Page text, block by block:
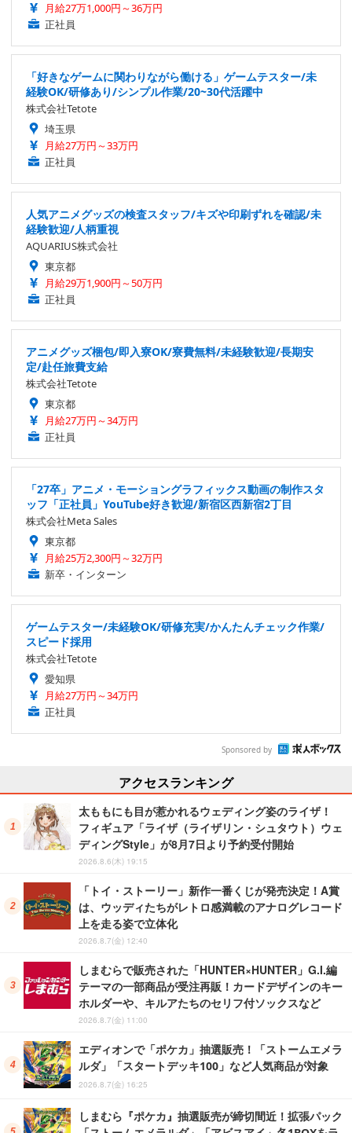
月給27万1,000円～36万円
正社員
「好きなゲームに関わりながら働ける」ゲームテスター/未
経験OK/研修あり/シンプル作業/20~30代活躍中
株式会社Tetote
埼玉県
月給27万円～33万円
正社員
人気アニメグッズの検査スタッフ/キズや印刷ずれを確認/未
経験歓迎/人柄重視
AQUARIUS株式会社
東京都
月給29万1,900円～50万円
正社員
アニメグッズ梱包/即入寮OK/寮費無料/未経験歓迎/長期安
定/赴任旅費支給
株式会社Tetote
東京都
月給27万円～34万円
正社員
「27卒」アニメ・モーショングラフィックス動画の制作スタ
ッフ「正社員」YouTube好き歓迎/新宿区西新宿2丁目
株式会社Meta Sales
東京都
月給25万2,300円～32万円
新卒・インターン
ゲームテスター/未経験OK/研修充実/かんたんチェック作業/
スピード採用
株式会社Tetote
愛知県
月給27万円～34万円
正社員
Sponsored by
アクセスランキング
太ももにも目が惹かれるウェディング姿のライザ！
フィギュア「ライザ（ライザリン・シュタウト）ウェ
ディングStyle」が8月7日より予約受付開始
2026.8.6(木) 19:15
「トイ・ストーリー」新作一番くじが発売決定！A賞
は、ウッディたちがレトロ感満載のアナログレコード
上を走る姿で立体化
2026.8.7(金) 12:40
しまむらで販売された「HUNTER×HUNTER」G.I.編
テーマの一部商品が受注再販！カードデザインのキー
ホルダーや、キルアたちのセリフ付ソックスなど
2026.8.7(金) 11:00
エディオンで「ポケカ」抽選販売！「ストームエメラ
ルダ」「スタートデッキ100」など人気商品が対象
2026.8.7(金) 16:25
しまむら『ポケカ』抽選販売が締切間近！拡張パック